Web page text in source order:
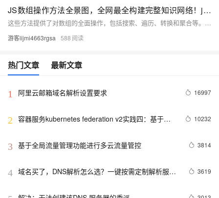
JS数组操作方法全景图，全网最全构建完整知识网络！js数组操作方法全集（实现筛选转换、随机排序洗牌算法、复杂数据处理统计等情景详解，附大量源码和易错点解析）
这些方法提供了对数组的全面操作，包括搜索、遍历、转换和聚合等。通过分为原地操作方法、非原地操作方法和其他方法便于您理解和记忆，并熟悉他们各自的使用方法与使用范围。详细的案例与进阶使用，方便您理解数组操作的底层原理。链式调用的几个案例，让您玩转数组操作。 只有锻炼思维才能可持续地解决问题，只有思维才是真正值得学习和分享的核心要素。如果这篇博客能给您带来一点帮助，麻烦您点个赞支持一下，还可以收藏起来以备不时之需，有疑问和错误欢迎在评论区指出~
游客lijmi4663rgsa 588
热门文章 最新文章
1 阿里云邮箱域名解析设置要求 16997
2 容器服务kubernetes federation v2实践四：基于
10232
3 基于全局流量管理功能进行多云流量管控 3814
4 域名买了，DNS解析怎么选？一键按需定制解析服务
3619